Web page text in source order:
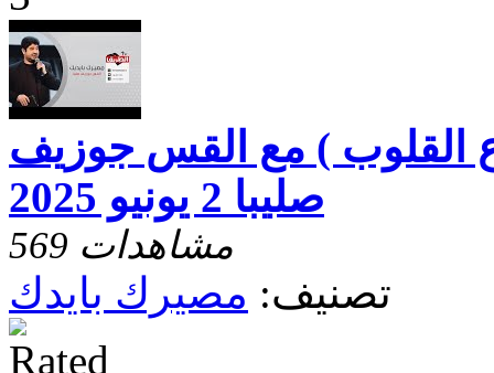
القلوب ) مع القس جوزيف
صليبا 2 يونيو 2025
569 مشاهدات
تصنيف: مصيرك بايدك